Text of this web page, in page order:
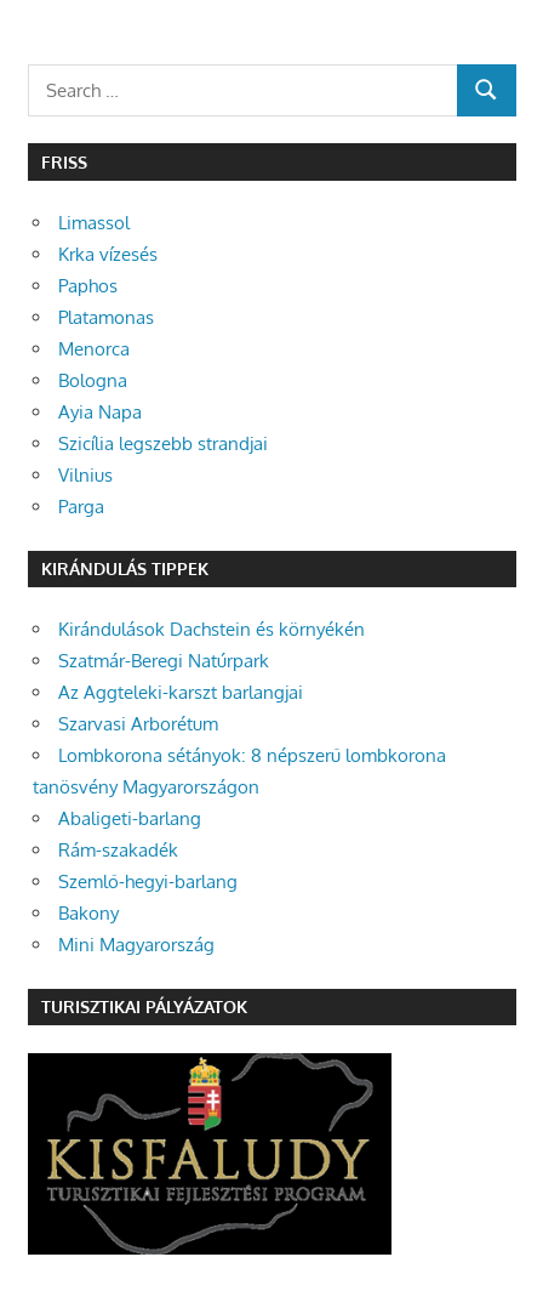
SEARCH
FRISS
Limassol
Krka vízesés
Paphos
Platamonas
Menorca
Bologna
Ayia Napa
Szicília legszebb strandjai
Vilnius
Parga
KIRÁNDULÁS TIPPEK
Kirándulások Dachstein és környékén
Szatmár-Beregi Natúrpark
Az Aggteleki-karszt barlangjai
Szarvasi Arborétum
Lombkorona sétányok: 8 népszerű lombkorona
tanösvény Magyarországon
Abaligeti-barlang
Rám-szakadék
Szemlő-hegyi-barlang
Bakony
Mini Magyarország
TURISZTIKAI PÁLYÁZATOK